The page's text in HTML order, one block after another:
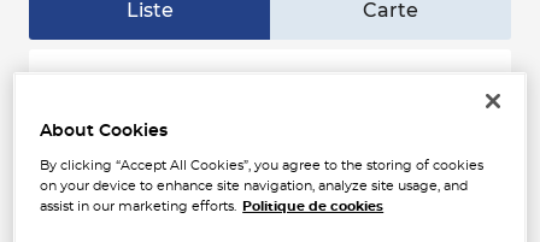
Liste Carte
87220 FEYTIAT
Fermé actuellement
About Cookies
By clicking “Accept All Cookies”, you agree to the storing of cookies
on your device to enhance site navigation, analyze site usage, and
assist in our marketing efforts.
Politique de cookies